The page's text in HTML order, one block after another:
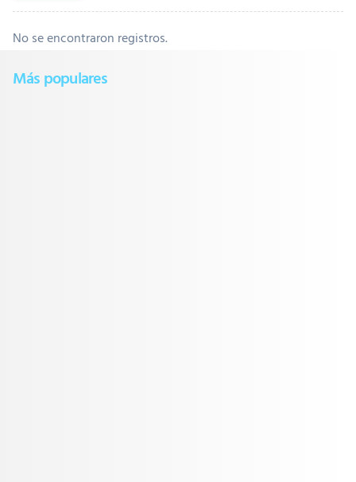
No se encontraron registros.
Más populares